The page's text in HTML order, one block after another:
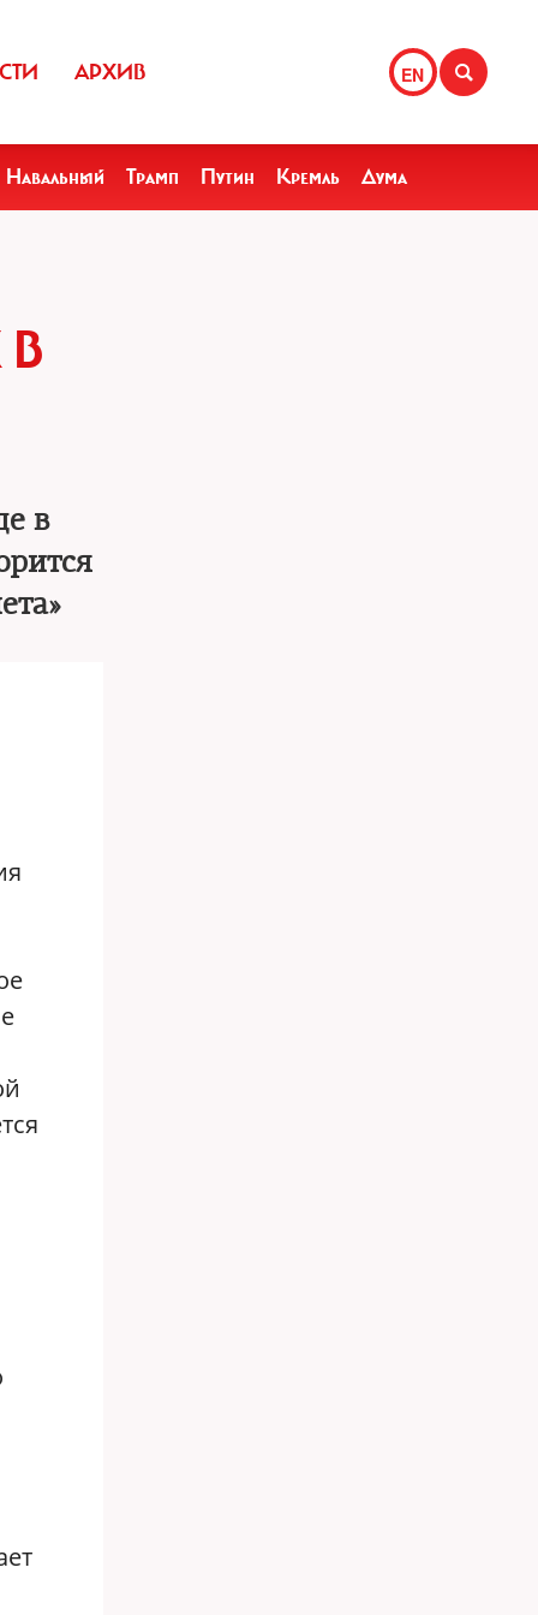
EN
АРХИВ
Навальный Трамп Путин Кремль Дума
в